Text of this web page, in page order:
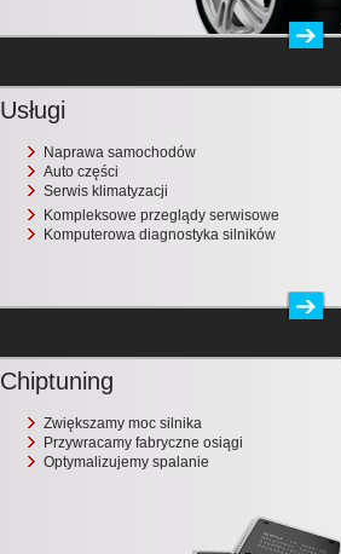
Usługi
Naprawa samochodów
Auto części
Serwis klimatyzacji
Kompleksowe przeglądy serwisowe
Komputerowa diagnostyka silników
Chiptuning
Zwiększamy moc silnika
Przywracamy fabryczne osiągi
Optymalizujemy spalanie